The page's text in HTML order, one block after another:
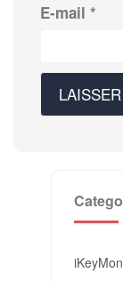
E-mail *